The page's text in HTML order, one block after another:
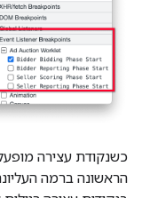
כשנקודת עצירה